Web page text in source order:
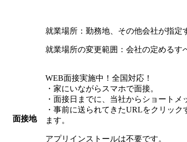
就業場所：勤務地、その他会社が指定
就業場所の変更範囲：会社の定めるす
面接地
WEB面接実施中！全国対応！
・家にいながらスマホで面接。
・面接日までに、当社からショート
・事前に送られてきたURLをクリッ
ます。
アプリインストールは不要です。